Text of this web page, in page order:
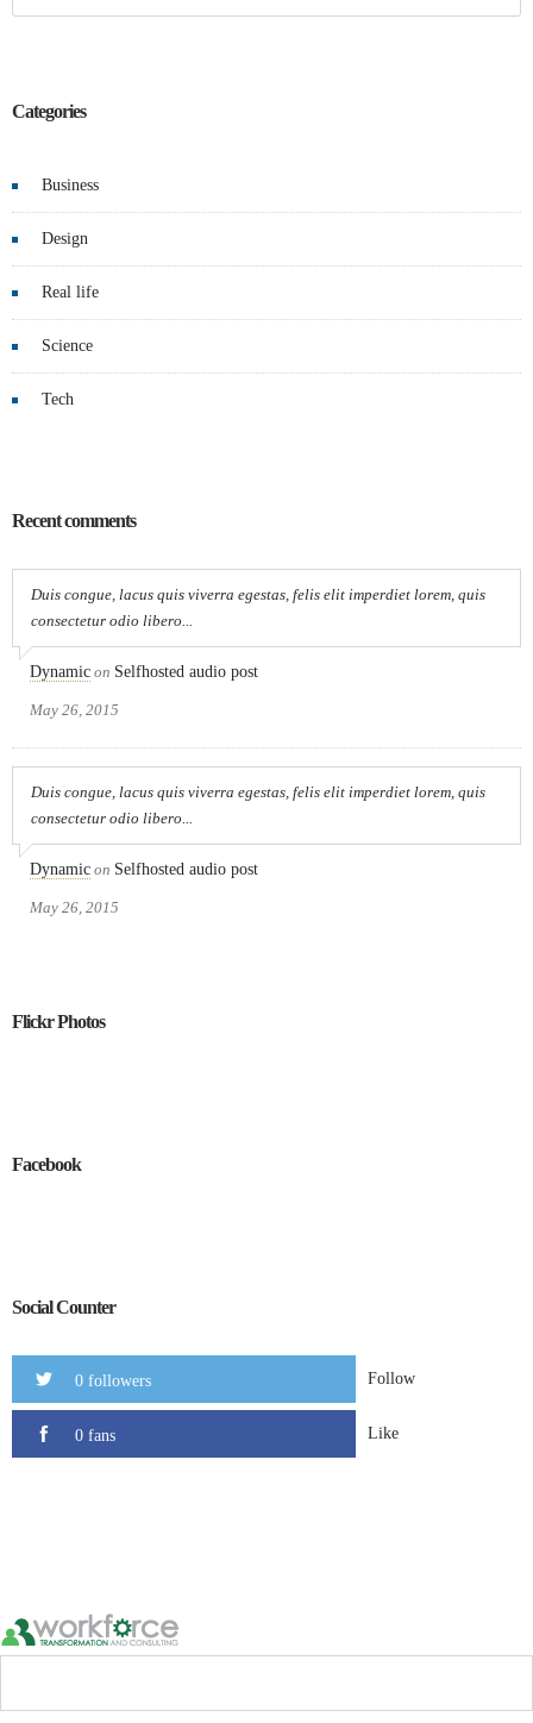
Categories
Business
Design
Real life
Science
Tech
Recent comments
Duis congue, lacus quis viverra egestas, felis elit imperdiet lorem, quis
consectetur odio libero...
Dynamic on Selfhosted audio post
May 26, 2015
Duis congue, lacus quis viverra egestas, felis elit imperdiet lorem, quis
consectetur odio libero...
Dynamic on Selfhosted audio post
May 26, 2015
Flickr Photos
Facebook
Social Counter
0 followers Follow
0 fans Like